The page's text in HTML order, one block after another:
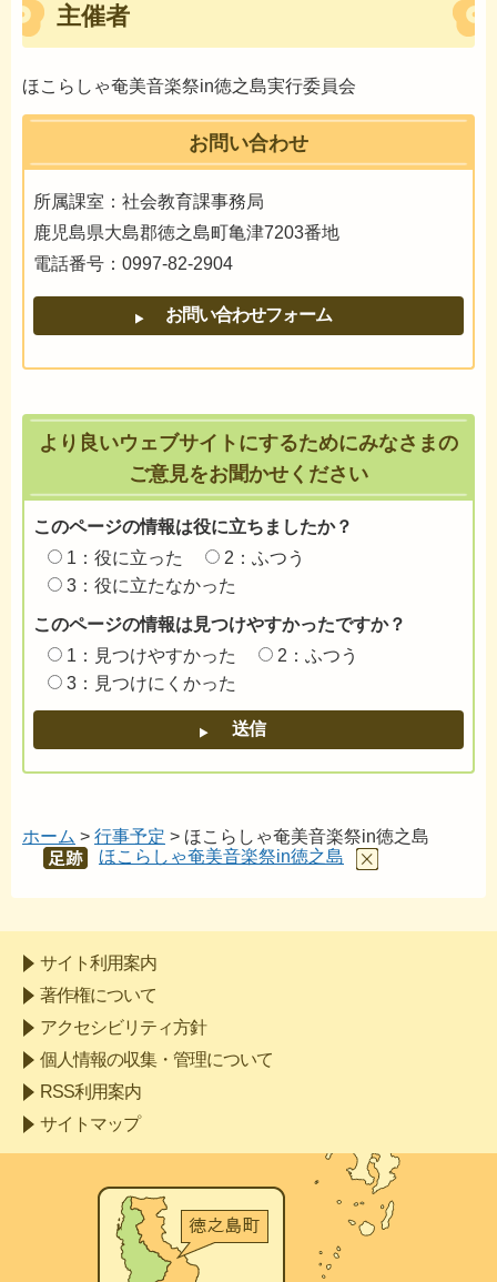
主催者
ほこらしゃ奄美音楽祭in徳之島実行委員会
お問い合わせ
所属課室：社会教育課事務局
鹿児島県大島郡徳之島町亀津7203番地
電話番号：0997-82-2904
より良いウェブサイトにするためにみなさまの
ご意見をお聞かせください
このページの情報は役に立ちましたか？
1：役に立った
2：ふつう
3：役に立たなかった
このページの情報は見つけやすかったですか？
1：見つけやすかった
2：ふつう
3：見つけにくかった
ホーム > 行事予定 > ほこらしゃ奄美音楽祭in徳之島
あし
ほこらしゃ奄美音楽祭in徳之島
サイト利用案内
著作権について
アクセシビリティ方針
個人情報の収集・管理について
RSS利用案内
サイトマップ